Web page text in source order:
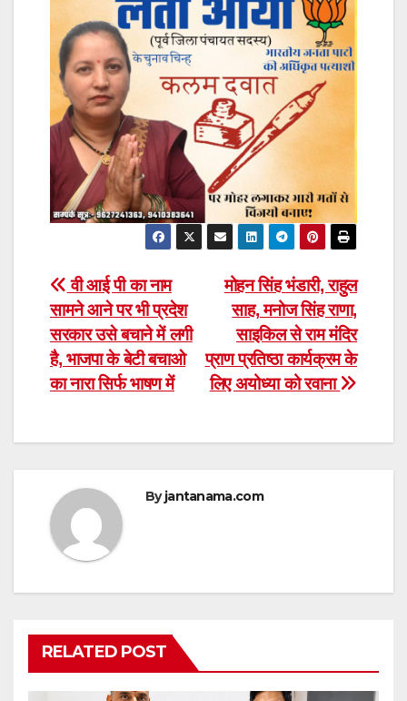
Post
navigation
मोहन सिंह भंडारी, राहुल
साह, मनोज सिंह राणा,
साइकिल से राम मंदिर
प्राण प्रतिष्ठा कार्यक्रम के
लिए अयोध्या को रवाना
वी आई पी का नाम
सामने आने पर भी प्रदेश
सरकार उसे बचाने में लगी
है, भाजपा के बेटी बचाओ
का नारा सिर्फ भाषण में
Byjantanama.com
RELATED POST